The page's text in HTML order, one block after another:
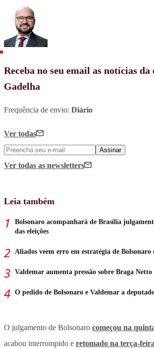
Receba no seu email as notícias
Gadelha
Frequência de envio: Diário
Ver todas
Assinar
Ver todas as newsletters
Leia também
Bolsonaro acompanhará de Brasília
das eleições
Aliados veem erro em estratégia de Bolsonaro
Valdemar aumenta pressão sobre Braga Netto
O pedido de Bolsonaro e Valdemar a
O julgamento de Bolsonaro começou na
acabou interrompido e retomado na terça-